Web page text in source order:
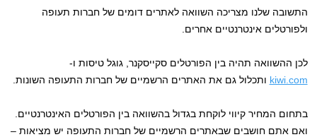
התשובה שלנו מצריכה השוואה לאתרים דומים של חברות תעופה
ולפורטלים אינטרנטיים אחרים.
לכן ההשוואה תהיה בין הפורטלים סקייסקנר, גוגל טיסות ו-
kiwi.com ותכלול גם את האתרים הרשמיים של חברות התעופה השונות.
בתחום המחיר קיווי לוקחת בגדול בהשוואה בין הפורטלים האינטרנטיים.
ואם אתם חושבים שבאתרים הרשמיים של חברות התעופה יש מציאות –